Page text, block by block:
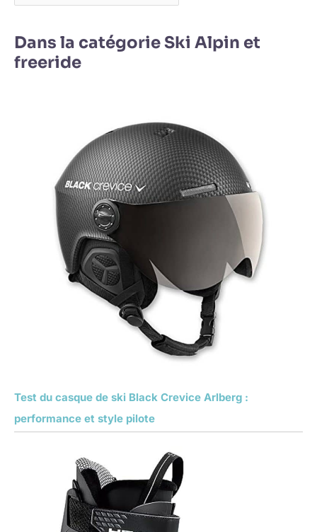
Dans la catégorie Ski Alpin et
freeride
Test du casque de ski Black Crevice Arlberg :
performance et style pilote